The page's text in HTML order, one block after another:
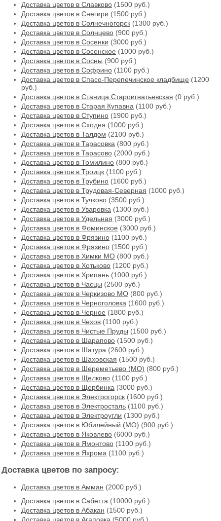
Доставка цветов в Славково (1500 руб.)
Доставка цветов в Снегири (1500 руб.)
Доставка цветов в Солнечногорск (1300 руб.)
Доставка цветов в Солнцево (900 руб.)
Доставка цветов в Сосенки (3000 руб.)
Доставка цветов в Сосенское (1000 руб.)
Доставка цветов в Сосны (900 руб.)
Доставка цветов в Софрино (1100 руб.)
Доставка цветов в Спасо-Перепечинское кладбище (1200
руб.)
Доставка цветов в Станица Староигнатьевская (0 руб.)
Доставка цветов в Старая Купавна (1100 руб.)
Доставка цветов в Ступино (1900 руб.)
Доставка цветов в Сходня (1000 руб.)
Доставка цветов в Талдом (2100 руб.)
Доставка цветов в Тарасовка (800 руб.)
Доставка цветов в Тарасово (2000 руб.)
Доставка цветов в Томилино (800 руб.)
Доставка цветов в Троицк (1100 руб.)
Доставка цветов в Трубино (1600 руб.)
Доставка цветов в Трудовая-Северная (1000 руб.)
Доставка цветов в Тучково (3500 руб.)
Доставка цветов в Уваровка (1300 руб.)
Доставка цветов в Удельная (3000 руб.)
Доставка цветов в Фоминское (3000 руб.)
Доставка цветов в Фрязино (1100 руб.)
Доставка цветов в Фрязино (1500 руб.)
Доставка цветов в Химки МО (800 руб.)
Доставка цветов в Хотьково (1200 руб.)
Доставка цветов в Хрипань (1000 руб.)
Доставка цветов в Часцы (2500 руб.)
Доставка цветов в Черкизово МО (800 руб.)
Доставка цветов в Черноголовка (1600 руб.)
Доставка цветов в Черное (1800 руб.)
Доставка цветов в Чехов (1100 руб.)
Доставка цветов в Чистые Пруды (1500 руб.)
Доставка цветов в Шарапово (1500 руб.)
Доставка цветов в Шатура (2600 руб.)
Доставка цветов в Шаховская (1500 руб.)
Доставка цветов в Шереметьево (МО) (800 руб.)
Доставка цветов в Щелково (1100 руб.)
Доставка цветов в Щербинка (3000 руб.)
Доставка цветов в Электрогорск (1600 руб.)
Доставка цветов в Электросталь (1100 руб.)
Доставка цветов в Электроугли (1300 руб.)
Доставка цветов в Юбилейный (МО) (900 руб.)
Доставка цветов в Яковлево (6000 руб.)
Доставка цветов в Ямонтово (1100 руб.)
Доставка цветов в Яхрома (1100 руб.)
Доставка цветов по запросу:
Доставка цветов в Амман (2000 руб.)
Доставка цветов в Cабетта (10000 руб.)
Доставка цветов в Абакан (1500 руб.)